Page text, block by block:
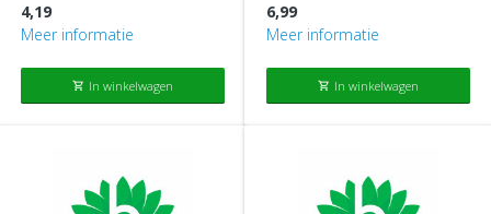
4,19
Meer informatie
shopping_cart In winkelwagen
6,99
Meer informatie
shopping_cart In winkelwagen